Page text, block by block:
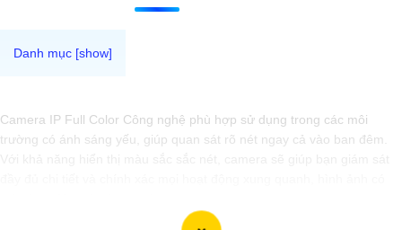
Camera IP Full Color Công nghệ phù hợp sử dụng trong các môi
trường có ánh sáng yếu, giúp quan sát rõ nét ngay cả vào ban đêm.